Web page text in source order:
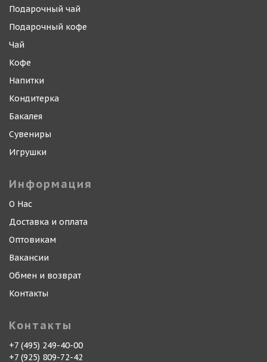
Подарочный чай
Подарочный кофе
Чай
Кофе
Напитки
Кондитерка
Бакалея
Сувениры
Игрушки
Информация
О Нас
Доставка и оплата
Оптовикам
Вакансии
Обмен и возврат
Контакты
Контакты
+7 (495) 249-40-00
+7 (925) 809-72-42